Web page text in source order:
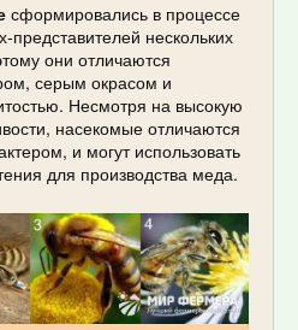
сформировались в процессе
представителей нескольких
они отличаются
серым окрасом и
Несмотря на высокую
насекомые отличаются
и могут использовать
для производства меда.